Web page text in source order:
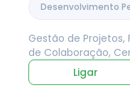
Desenvolvimento
Gestão de
de Colaboração,
Ligar